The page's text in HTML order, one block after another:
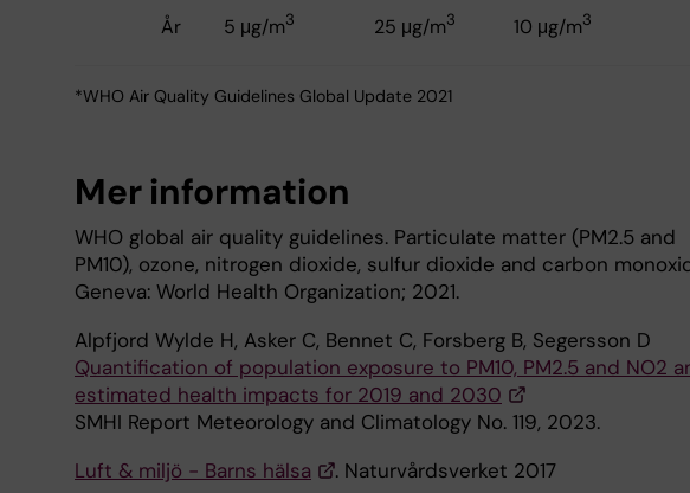
År 5 μg/m3 25 μg/m3 10 μg/m3
*WHO Air Quality Guidelines Global Update 2021
Mer information
WHO global air quality guidelines. Particulate matter (PM2.5 and
PM10), ozone, nitrogen dioxide, sulfur dioxide and carbon
Geneva: World Health Organization; 2021.
Alpfjord Wylde H, Asker C, Bennet C, Forsberg B, Segersson D
Quantification of population exposure to PM10, PM2.5 and NO2
estimated health impacts for 2019 and 2030
SMHI Report Meteorology and Climatology No. 119, 2023.
Luft & miljö - Barns hälsa
. Naturvårdsverket 2017